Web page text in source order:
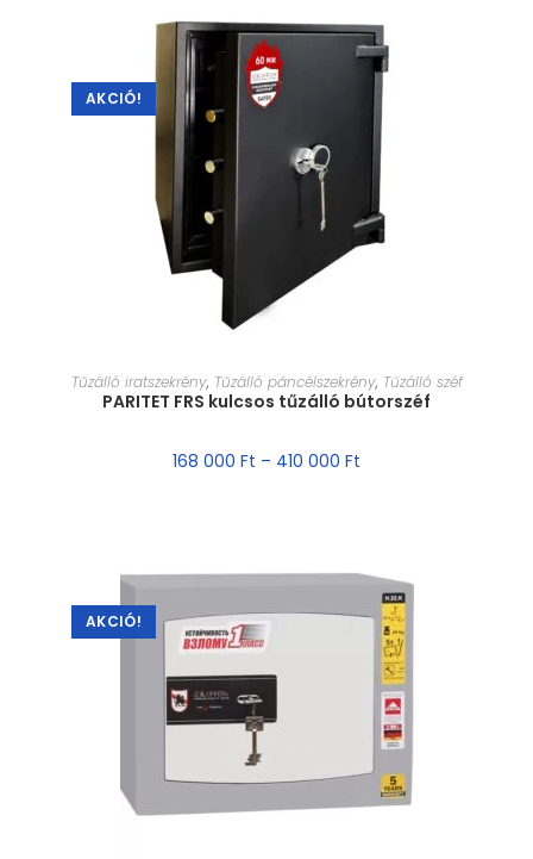
AKCIÓ!
MÉRET VÁLASZTÁSA
Tűzálló iratszekrény, Tűzálló páncélszekrény, Tűzálló széf
PARITET FRS kulcsos tűzálló bútorszéf
168 000 Ft – 410 000 Ft
AKCIÓ!